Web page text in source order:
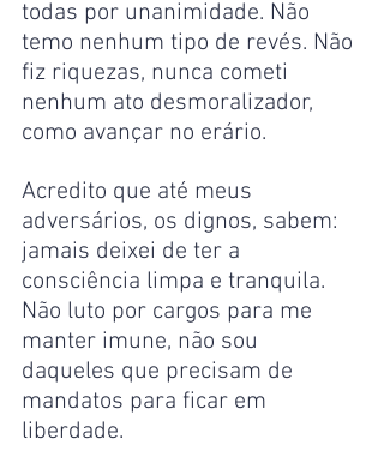
todas por unanimidade. Não
temo nenhum tipo de revés. Não
fiz riquezas, nunca cometi
nenhum ato desmoralizador,
como avançar no erário.
Acredito que até meus
adversários, os dignos, sabem:
jamais deixei de ter a
consciência limpa e tranquila.
Não luto por cargos para me
manter imune, não sou
daqueles que precisam de
mandatos para ficar em
liberdade.